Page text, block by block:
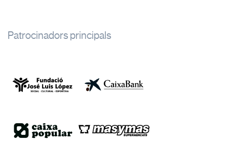
Patrocinadors principals